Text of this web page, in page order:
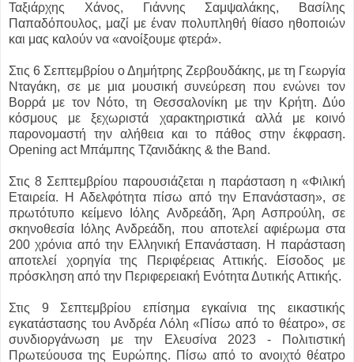
Ταξιάρχης Χάνος, Γιάννης Σαμψαλάκης, Βασίλης
Παπαδόπουλος, μαζί με έναν πολυπληθή θίασο ηθοποιών
και μας καλούν να «ανοίξουμε φτερά».
Στις 6 Σεπτεμβρίου ο Δημήτρης Ζερβουδάκης, με τη Γεωργία
Νταγάκη, σε με μια μουσική συνεύρεση που ενώνει τον
Βορρά με τον Νότο, τη Θεσσαλονίκη με την Κρήτη. Δύο
κόσμους με ξεχωριστά χαρακτηριστικά αλλά με κοινό
παρονομαστή την αλήθεια και το πάθος στην έκφραση.
Opening act Μπάμπης Τζανιδάκης & the Band.
Στις 8 Σεπτεμβρίου παρουσιάζεται η παράσταση η «Φιλική
Εταιρεία. Η Αδελφότητα πίσω από την Επανάσταση», σε
πρωτότυπο κείμενο Ιόλης Ανδρεάδη, Άρη Ασπρούλη, σε
σκηνοθεσία Ιόλης Ανδρεάδη, που αποτελεί αφιέρωμα στα
200 χρόνια από την Ελληνική Επανάσταση. Η παράσταση
αποτελεί χορηγία της Περιφέρειας Αττικής. Είσοδος με
πρόσκληση από την Περιφερειακή Ενότητα Δυτικής Αττικής.
Στις 9 Σεπτεμβρίου επίσημα εγκαίνια της εικαστικής
εγκατάστασης του Ανδρέα Λόλη «Πίσω από το θέατρο», σε
συνδιοργάνωση με την Ελευσίνα 2023 - Πολιτιστική
Πρωτεύουσα της Ευρώπης. Πίσω από το ανοιχτό θέατρο